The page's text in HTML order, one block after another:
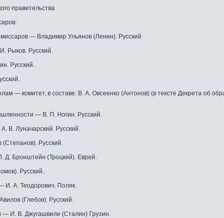
правительства
— Владимир Ульянов (Ленин). Русский
Рыков. Русский.
Русский.
— комитет, в составе: В. А. Овсеенко (Антонов) (в тексте Декрета об
— В. П. Ногин. Русский.
В. Луначарский. Русский.
Русский.
Д. Бронштейн (Троцкий). Еврей.
Русский.
И. А. Теодорович. Поляк.
(Глебов). Русский.
— И. В. Джугашвили (Сталин) Грузин.